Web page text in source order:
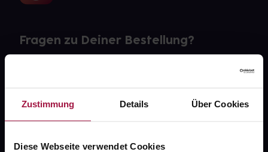
Zustimmung Details Über Cookies
Diese Webseite verwendet Cookies
Fragen zu Deiner Bestellung?